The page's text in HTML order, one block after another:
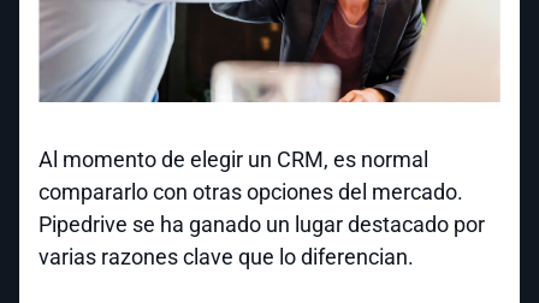
Al momento de elegir un CRM, es normal
compararlo con otras opciones del mercado.
Pipedrive se ha ganado un lugar destacado por
varias razones clave que lo diferencian.